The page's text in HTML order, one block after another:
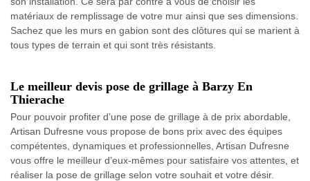
matériaux de remplissage de votre mur ainsi que ses dimensions.
Sachez que les murs en gabion sont des clôtures qui se marient à
tous types de terrain et qui sont très résistants.
Le meilleur devis pose de grillage à Barzy En
Thierache
Pour pouvoir profiter d’une pose de grillage à de prix abordable,
Artisan Dufresne vous propose de bons prix avec des équipes
compétentes, dynamiques et professionnelles, Artisan Dufresne
vous offre le meilleur d’eux-mêmes pour satisfaire vos attentes, et
réaliser la pose de grillage selon votre souhait et votre désir.